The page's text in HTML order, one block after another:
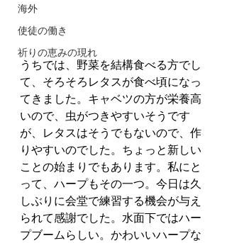
海外
使徒の働き
祈りの恵みの現れ
うちでは、野菜を結構食べる方でし
て、そろそろレタスが食べ頃になっ
てきました。キャベツの方が栄養高
いので、虫がつきやすいそうです
が、レタスはそうでもないので、作
りやすいのでした。ちょっと新しい
ことの始まりでもあります。私にと
って、ハープもその一つ。今日は久
しぶりに会堂で練習する機会が与え
られて感謝でした。水面下ではハー
プブームらしい。かわいいハープな